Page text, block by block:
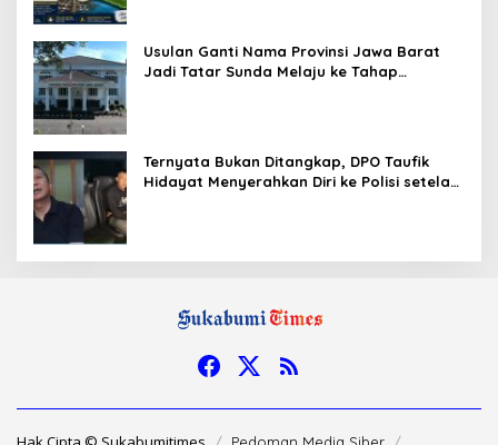
Usulan Ganti Nama Provinsi Jawa Barat
Jadi Tatar Sunda Melaju ke Tahap
Ternyata Bukan Ditangkap, DPO Taufik
Hidayat Menyerahkan Diri ke Polisi setelah
Pedoman Media Siber